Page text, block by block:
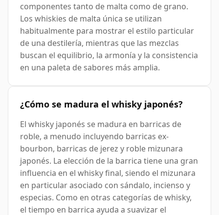
componentes tanto de malta como de grano.
Los whiskies de malta única se utilizan
habitualmente para mostrar el estilo particular
de una destilería, mientras que las mezclas
buscan el equilibrio, la armonía y la consistencia
en una paleta de sabores más amplia.
¿Cómo se madura el whisky japonés?
El whisky japonés se madura en barricas de
roble, a menudo incluyendo barricas ex-
bourbon, barricas de jerez y roble mizunara
japonés. La elección de la barrica tiene una gran
influencia en el whisky final, siendo el mizunara
en particular asociado con sándalo, incienso y
especias. Como en otras categorías de whisky,
el tiempo en barrica ayuda a suavizar el